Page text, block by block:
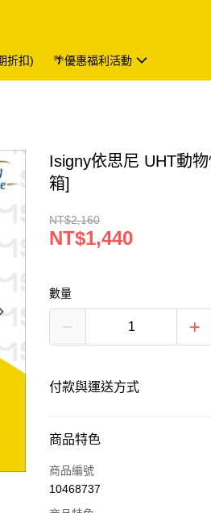
折扣) 🌴優惠福利活動
Isigny依思尼 UHT動
箱]
NT$2,160
NT$1,440
數量
付款與運送方式
付款方式
信用卡一次付款
商品特色
商品編號
10468737